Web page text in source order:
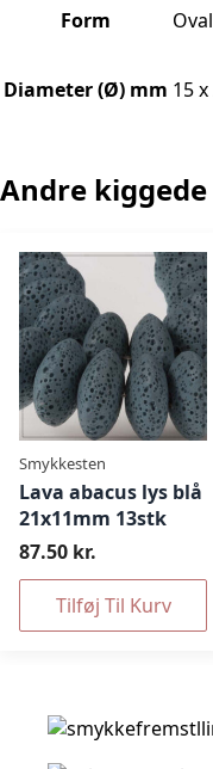
Form Oval
Diameter (Ø) mm 15
Andre kiggede
Smykkesten
Lava abacus lys blå
21x11mm 13stk
87.50 kr.
Tilføj Til Kurv